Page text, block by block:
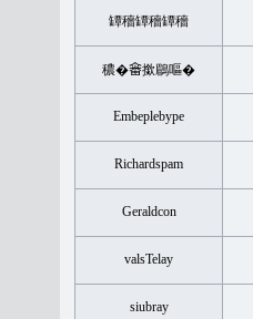
罈穡罈穡罈穡
穠�𤲞撳鶥嘔�
Embeplebype
Richardspam
Geraldcon
valsTelay
siubray